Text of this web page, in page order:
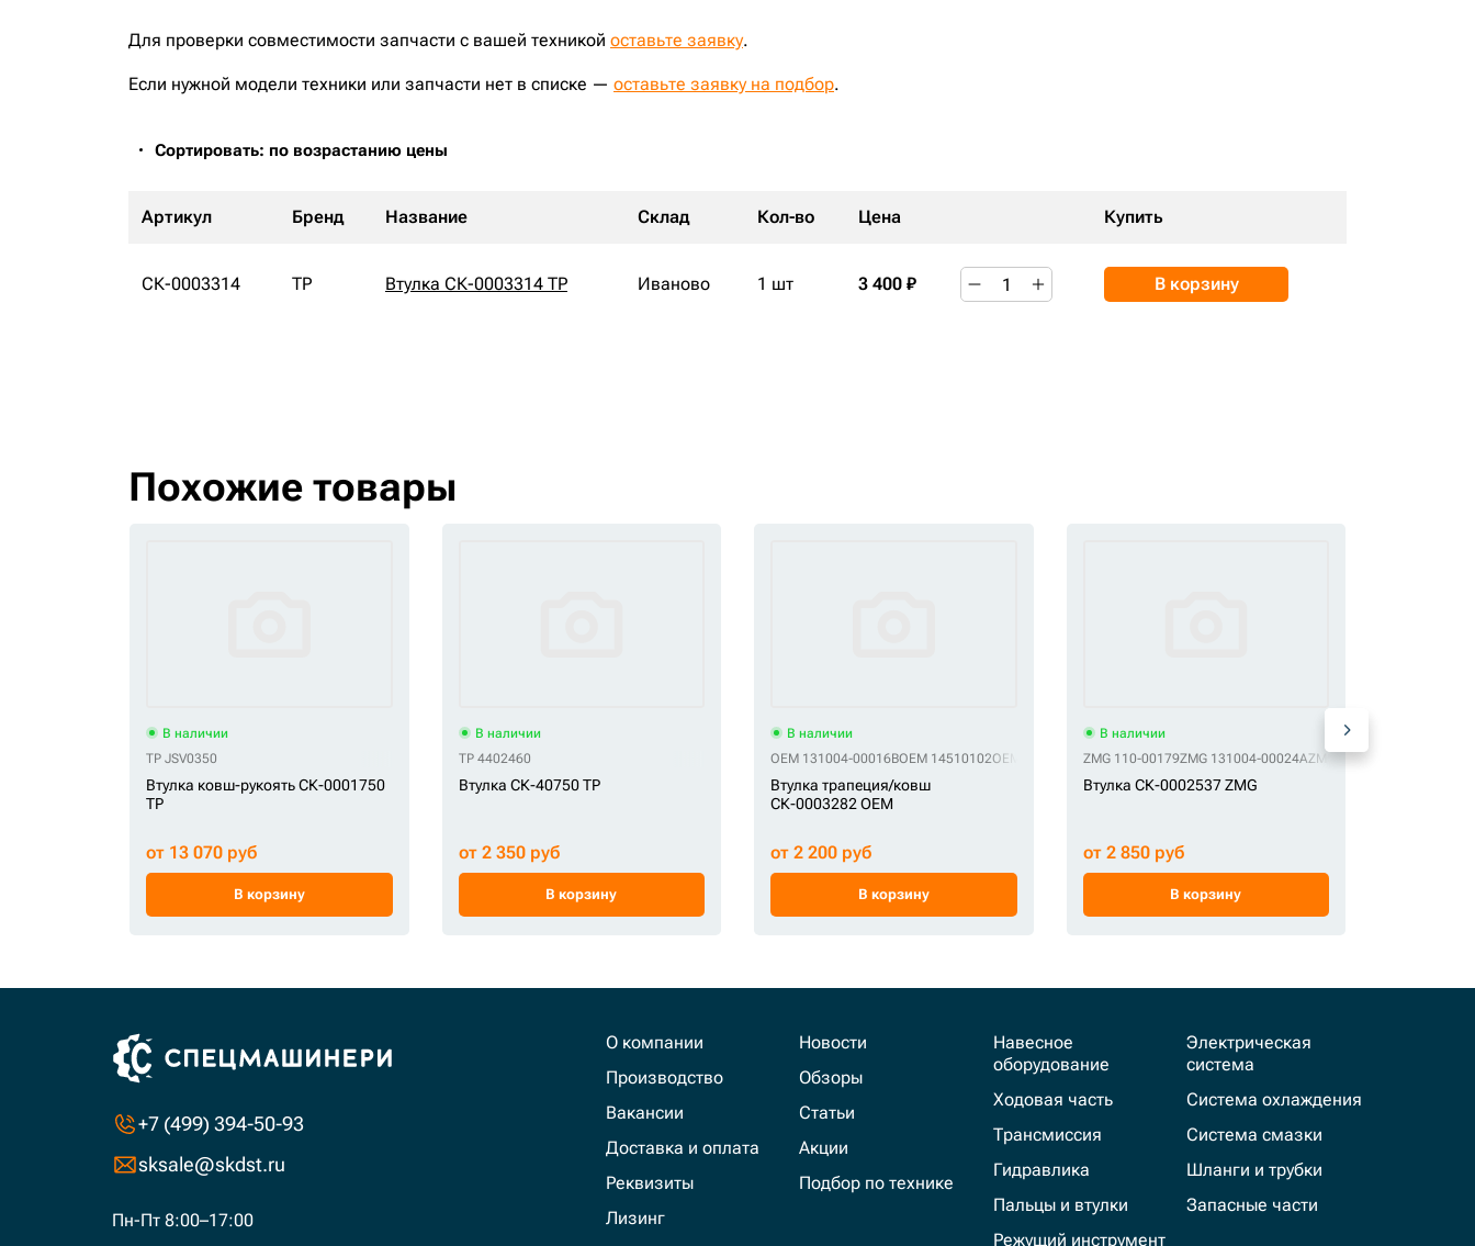
Для проверки совместимости запчасти с вашей техникой оставьте заявку.
Если нужной модели техники или запчасти нет в списке — оставьте заявку на подбор.
Сортировать: по возрастанию цены
Артикул Бренд Название Склад Кол-во Цена Купить
СК-0003314 TP Втулка СК-0003314 TP Иваново 1 шт 3 400 ₽ В корзину
Похожие товары
В наличии
TP JSV0350
Втулка ковш-рукоять СК-0001750
TP
от 13 070 руб
В корзину
В наличии
TP 4402460
Втулка СК-40750 TP
от 2 350 руб
В корзину
В наличии
OEM 131004-00016BOEM 14510102OEM 14517186OEM 14517236OEM 14727791OEM 14880988
Втулка трапеция/ковш
СК-0003282 OEM
от 2 200 руб
В корзину
В наличии
ZMG 110-00179ZMG 131004-00024AZMG 2110-1318A
Втулка СК-0002537 ZMG
от 2 850 руб
В корзину
+7 (499) 394-50-93
sksale@skdst.ru
Пн-Пт 8:00–17:00
О компании
Производство
Вакансии
Доставка и оплата
Реквизиты
Лизинг
Новости
Обзоры
Статьи
Акции
Подбор по технике
Навесное
оборудование
Ходовая часть
Трансмиссия
Гидравлика
Пальцы и втулки
Режущий инструмент
Электрическая
система
Система охлаждения
Система смазки
Шланги и трубки
Запасные части